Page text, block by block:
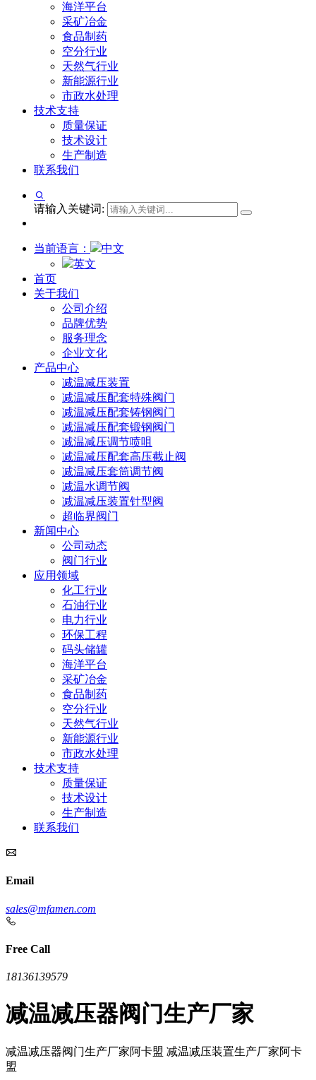
海洋平台
采矿冶金
食品制药
空分行业
天然气行业
新能源行业
市政水处理
技术支持
质量保证
技术设计
生产制造
联系我们
请输入关键词:
当前语言：
中文
英文
首页
关于我们
公司介绍
品牌优势
服务理念
企业文化
产品中心
减温减压装置
减温减压配套特殊阀门
减温减压配套铸钢阀门
减温减压配套锻钢阀门
减温减压调节喷咀
减温减压配套高压截止阀
减温减压套筒调节阀
减温水调节阀
减温减压装置针型阀
超临界阀门
新闻中心
公司动态
阀门行业
应用领域
化工行业
石油行业
电力行业
环保工程
码头储罐
海洋平台
采矿冶金
食品制药
空分行业
天然气行业
新能源行业
市政水处理
技术支持
质量保证
技术设计
生产制造
联系我们
Email
sales@mfamen.com
Free Call
18136139579
减温减压器阀门生产厂家
减温减压器阀门生产厂家阿卡盟 减温减压装置生产厂家阿卡
盟